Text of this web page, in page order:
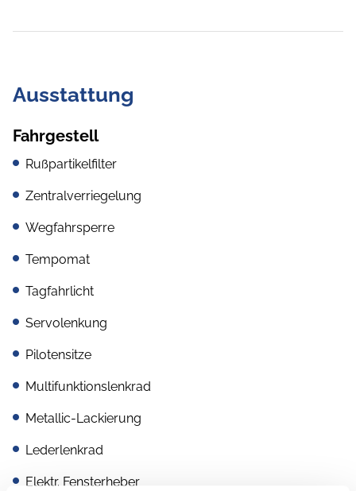
Ausstattung
Fahrgestell
Rußpartikelfilter
Zentralverriegelung
Wegfahrsperre
Tempomat
Tagfahrlicht
Servolenkung
Pilotensitze
Multifunktionslenkrad
Metallic-Lackierung
Lederlenkrad
Elektr. Fensterheber